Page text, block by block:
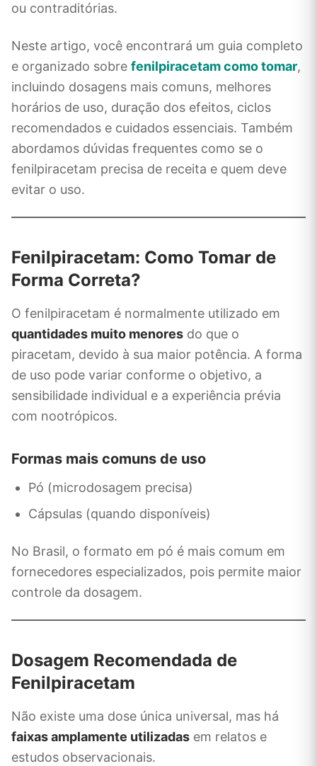
ou contraditórias.
Neste artigo, você encontrará um guia completo
e organizado sobre fenilpiracetam como tomar,
incluindo dosagens mais comuns, melhores
horários de uso, duração dos efeitos, ciclos
recomendados e cuidados essenciais. Também
abordamos dúvidas frequentes como se o
fenilpiracetam precisa de receita e quem deve
evitar o uso.
Fenilpiracetam: Como Tomar de
Forma Correta?
O fenilpiracetam é normalmente utilizado em
quantidades muito menores do que o
piracetam, devido à sua maior potência. A forma
de uso pode variar conforme o objetivo, a
sensibilidade individual e a experiência prévia
com nootrópicos.
Formas mais comuns de uso
Pó (microdosagem precisa)
Cápsulas (quando disponíveis)
No Brasil, o formato em pó é mais comum em
fornecedores especializados, pois permite maior
controle da dosagem.
Dosagem Recomendada de
Fenilpiracetam
Não existe uma dose única universal, mas há
faixas amplamente utilizadas em relatos e
estudos observacionais.